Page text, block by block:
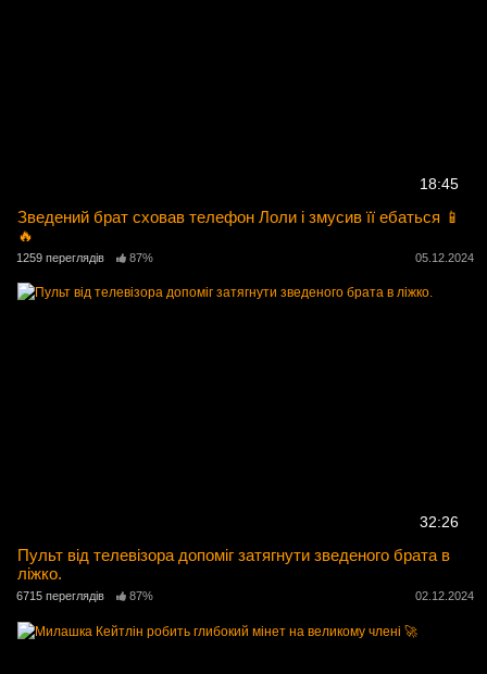
18:45
Зведений брат сховав телефон Лоли і змусив її ебаться 📱
🔥
1259 переглядів 87% 05.12.2024
32:26
Пульт від телевізора допоміг затягнути зведеного брата в
ліжко.
6715 переглядів 87% 02.12.2024